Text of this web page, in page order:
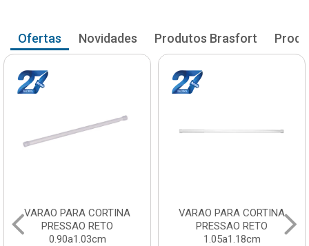
Ofertas Novidades Produtos Brasfort
VARAO PARA CORTINA
PRESSAO RETO
0.90a1.03cm
VARAO PARA CORTINA
PRESSAO RETO
1.05a1.18cm